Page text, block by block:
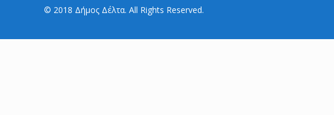
© 2018 Δήμος Δέλτα. All Rights Reserved.